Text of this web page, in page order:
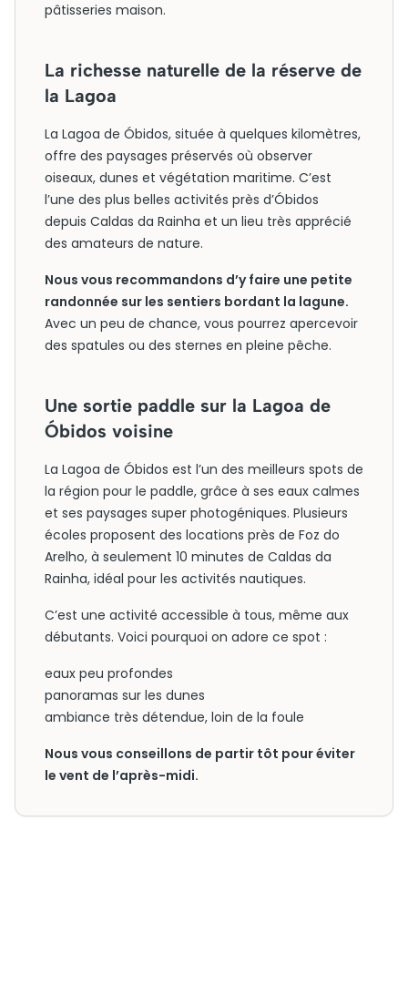
pâtisseries maison.
La richesse naturelle de la réserve de
la Lagoa
La Lagoa de Óbidos, située à quelques kilomètres,
offre des paysages préservés où observer
oiseaux, dunes et végétation maritime. C’est
l’une des plus belles activités près d’Óbidos
depuis Caldas da Rainha et un lieu très apprécié
des amateurs de nature.
Nous vous recommandons d’y faire une petite
randonnée sur les sentiers bordant la lagune.
Avec un peu de chance, vous pourrez apercevoir
des spatules ou des sternes en pleine pêche.
Une sortie paddle sur la Lagoa de
Óbidos voisine
La Lagoa de Óbidos est l’un des meilleurs spots de
la région pour le paddle, grâce à ses eaux calmes
et ses paysages super photogéniques. Plusieurs
écoles proposent des locations près de Foz do
Arelho, à seulement 10 minutes de Caldas da
Rainha, idéal pour les activités nautiques.
C’est une activité accessible à tous, même aux
débutants. Voici pourquoi on adore ce spot :
eaux peu profondes
panoramas sur les dunes
ambiance très détendue, loin de la foule
Nous vous conseillons de partir tôt pour éviter
le vent de l’après-midi.